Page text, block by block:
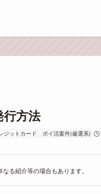
方法
ジットカード ポイ活案件(厳選系)
る紹介等の場合もあります。